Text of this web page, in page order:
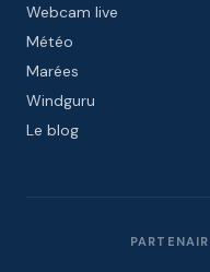
Webcam live
Météo
Marées
Windguru
Le blog